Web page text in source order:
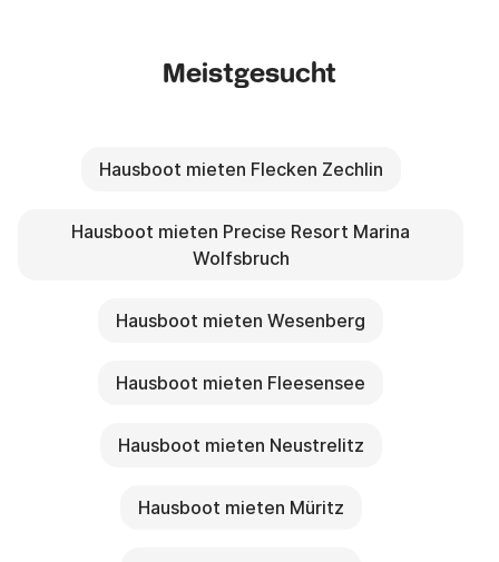
Meistgesucht
Hausboot mieten Flecken Zechlin
Hausboot mieten Precise Resort Marina
Wolfsbruch
Hausboot mieten Wesenberg
Hausboot mieten Fleesensee
Hausboot mieten Neustrelitz
Hausboot mieten Müritz